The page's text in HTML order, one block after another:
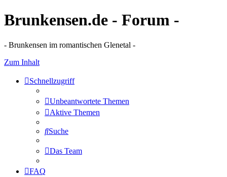
Brunkensen.de - Forum -
- Brunkensen im romantischen Glenetal -
Zum Inhalt
Schnellzugriff
Unbeantwortete Themen
Aktive Themen
Suche
Das Team
FAQ